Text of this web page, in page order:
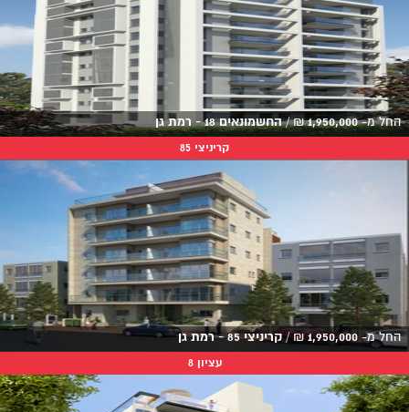
החל מ-1,950,000
₪
/החשמונאים 18 - רמת גן
קריניצי 85
החל מ- 1,950,000
₪
/קריניצי 85 - רמת גן
עציון 8